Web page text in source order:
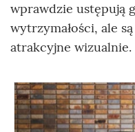
wprawdzie ustępują
wytrzymałości, ale
atrakcyjne wizualnie.